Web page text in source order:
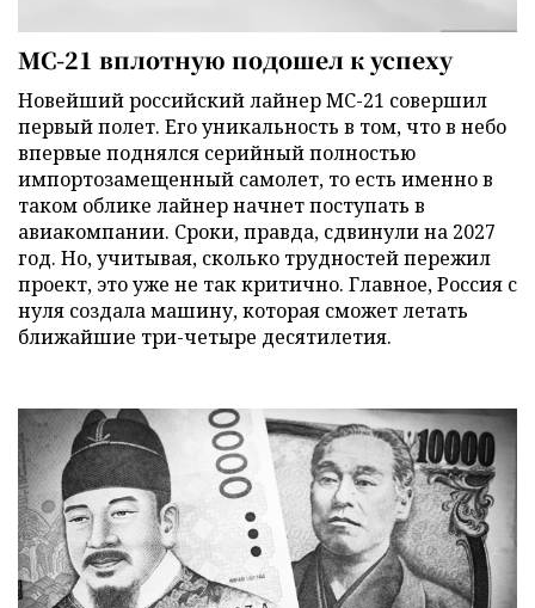
МС-21 вплотную подошел к успеху
Новейший российский лайнер МС-21 совершил
первый полет. Его уникальность в том, что в небо
впервые поднялся серийный полностью
импортозамещенный самолет, то есть именно в
таком облике лайнер начнет поступать в
авиакомпании. Сроки, правда, сдвинули на 2027
год. Но, учитывая, сколько трудностей пережил
проект, это уже не так критично. Главное, Россия с
нуля создала машину, которая сможет летать
ближайшие три-четыре десятилетия.